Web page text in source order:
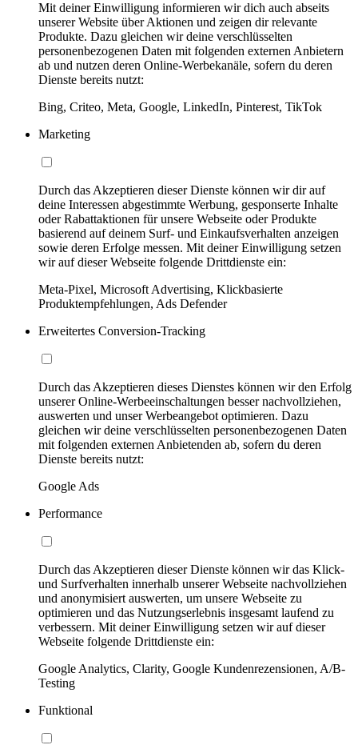
Mit deiner Einwilligung informieren wir dich auch abseits
unserer Website über Aktionen und zeigen dir relevante
Produkte. Dazu gleichen wir deine verschlüsselten
personenbezogenen Daten mit folgenden externen Anbietern
ab und nutzen deren Online-Werbekanäle, sofern du deren
Dienste bereits nutzt:
Bing, Criteo, Meta, Google, LinkedIn, Pinterest, TikTok
Marketing
Durch das Akzeptieren dieser Dienste können wir dir auf
deine Interessen abgestimmte Werbung, gesponserte Inhalte
oder Rabattaktionen für unsere Webseite oder Produkte
basierend auf deinem Surf- und Einkaufsverhalten anzeigen
sowie deren Erfolge messen. Mit deiner Einwilligung setzen
wir auf dieser Webseite folgende Drittdienste ein:
Meta-Pixel, Microsoft Advertising, Klickbasierte
Produktempfehlungen, Ads Defender
Erweitertes Conversion-Tracking
Durch das Akzeptieren dieses Dienstes können wir den Erfolg
unserer Online-Werbeeinschaltungen besser nachvollziehen,
auswerten und unser Werbeangebot optimieren. Dazu
gleichen wir deine verschlüsselten personenbezogenen Daten
mit folgenden externen Anbietenden ab, sofern du deren
Dienste bereits nutzt:
Google Ads
Performance
Durch das Akzeptieren dieser Dienste können wir das Klick-
und Surfverhalten innerhalb unserer Webseite nachvollziehen
und anonymisiert auswerten, um unsere Webseite zu
optimieren und das Nutzungserlebnis insgesamt laufend zu
verbessern. Mit deiner Einwilligung setzen wir auf dieser
Webseite folgende Drittdienste ein:
Google Analytics, Clarity, Google Kundenrezensionen, A/B-
Testing
Funktional